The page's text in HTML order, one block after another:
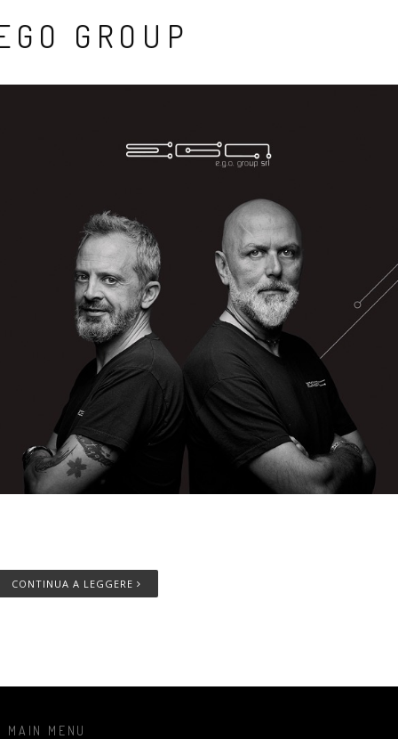
GROUP
CONTINUA A LEGGERE
MAIN MENU